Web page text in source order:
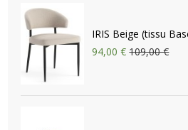
IRIS Beige (tissu
94,00 € 109,00 €